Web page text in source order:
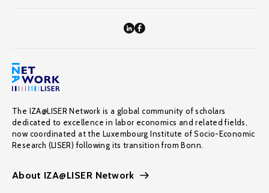
The IZA@LISER Network is a global community of scholars
dedicated to excellence in labor economics and related fields,
now coordinated at the Luxembourg Institute of Socio-Economic
Research (LISER) following its transition from Bonn.
About IZA@LISER Network